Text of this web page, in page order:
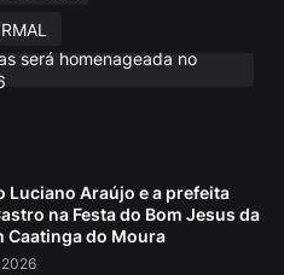
será homenageada no
Luciano Araújo e a prefeita
na Festa do Bom Jesus da
Caatinga do Moura